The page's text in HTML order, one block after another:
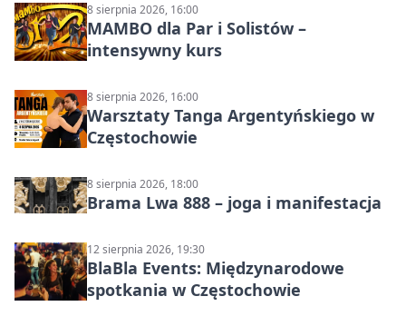
8 sierpnia 2026, 16:00
MAMBO dla Par i Solistów –
intensywny kurs
8 sierpnia 2026, 16:00
Warsztaty Tanga Argentyńskiego w
Częstochowie
8 sierpnia 2026, 18:00
Brama Lwa 888 – joga i manifestacja
12 sierpnia 2026, 19:30
BlaBla Events: Międzynarodowe
spotkania w Częstochowie